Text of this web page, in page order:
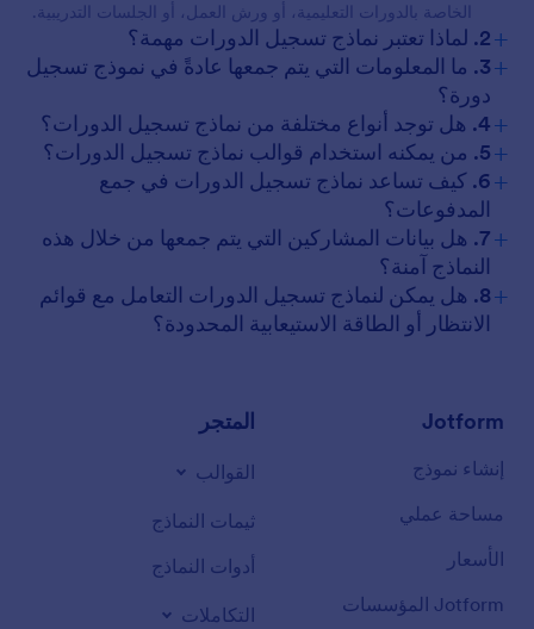
الخاصة بالدورات التعليمية، أو ورش العمل، أو الجلسات التدريبية.
+2. لماذا تعتبر نماذج تسجيل الدورات مهمة؟
+
3. ما المعلومات التي يتم جمعها عادةً في نموذج تسجيل
دورة؟
+4. هل توجد أنواع مختلفة من نماذج تسجيل الدورات؟
+5. من يمكنه استخدام قوالب نماذج تسجيل الدورات؟
+
6. كيف تساعد نماذج تسجيل الدورات في جمع
المدفوعات؟
+
7. هل بيانات المشاركين التي يتم جمعها من خلال هذه
النماذج آمنة؟
+
8. هل يمكن لنماذج تسجيل الدورات التعامل مع قوائم
الانتظار أو الطاقة الاستيعابية المحدودة؟
Jotform
إنشاء نموذج
مساحة عملي
الأسعار
Jotform المؤسسات
المتجر
القوالب
ثيمات النماذج
أدوات النماذج
التكاملات